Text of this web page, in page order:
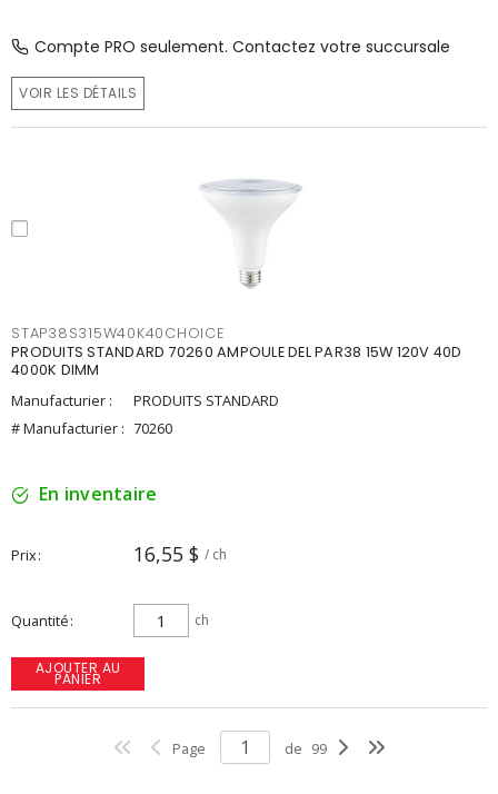
Compte PRO seulement. Contactez votre succursale
VOIR LES DÉTAILS
STAP38S315W40K40CHOICE
PRODUITS STANDARD 70260 AMPOULE DEL PAR38 15W 120V 40D
4000K DIMM
Manufacturier :
PRODUITS STANDARD
# Manufacturier : 70260
En inventaire
Prix 16,55 $ / ch
Quantité ch
AJOUTER AU
PANIER
Page de 99